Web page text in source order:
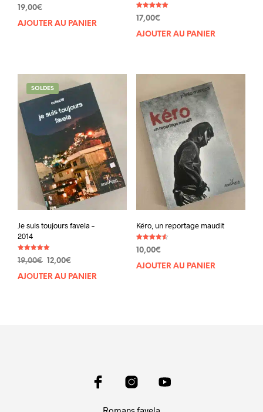
Note
4.50
19,00€
AJOUTER AU PANIER
Note
5.00
17,00€
AJOUTER AU PANIER
SOLDES
Je suis toujours favela –
2014
Note
5.00
19,00€ Le
prix
12,00€
prix
AJOUTER AU PANIER
Kéro, un reportage maudit
Note
4.60
10,00€
AJOUTER AU PANIER